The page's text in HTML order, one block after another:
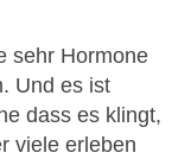
sehr Hormone
Und es ist
dass es klingt,
viele erleben